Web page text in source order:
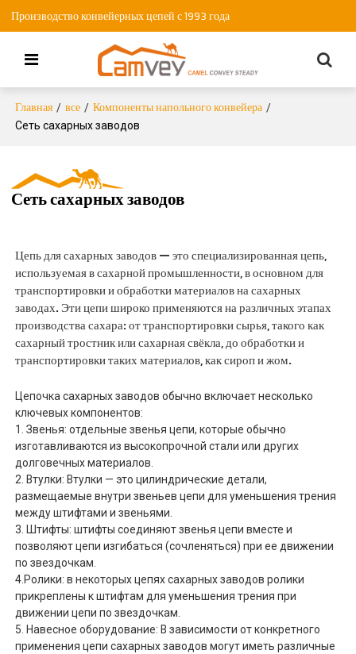
Производство конвейерных цепей с 1993 года
Главная / все / Компоненты напольного конвейера /
Сеть сахарных заводов
Сеть сахарных заводов
Цепь для сахарных заводов — это специализированная цепь,
используемая в сахарной промышленности, в основном для
транспортировки и обработки материалов на сахарных
заводах. Эти цепи широко применяются на различных этапах
производства сахара: от транспортировки сырья, такого как
сахарный тростник или сахарная свёкла, до обработки и
транспортировки таких материалов, как сироп и жом.
Цепочка сахарных заводов обычно включает несколько
ключевых компонентов:
1. Звенья: отдельные звенья цепи, которые обычно
изготавливаются из высокопрочной стали или других
долговечных материалов.
2. Втулки: Втулки — это цилиндрические детали,
размещаемые внутри звеньев цепи для уменьшения трения
между штифтами и звеньями.
3. Штифты: штифты соединяют звенья цепи вместе и
позволяют цепи изгибаться (сочленяться) при ее движении
по звездочкам.
4.Ролики: в некоторых цепях сахарных заводов ролики
прикреплены к штифтам для уменьшения трения при
движении цепи по звездочкам.
5. Навесное оборудование: В зависимости от конкретного
применения цепи сахарных заводов могут иметь различные